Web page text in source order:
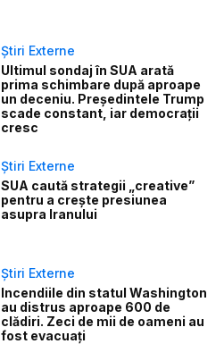
Știri Externe
Ultimul sondaj în SUA arată
prima schimbare după aproape
un deceniu. Președintele Trump
scade constant, iar democrații
cresc
Știri Externe
SUA caută strategii „creative”
pentru a crește presiunea
asupra Iranului
Știri Externe
Incendiile din statul Washington
au distrus aproape 600 de
clădiri. Zeci de mii de oameni au
fost evacuați